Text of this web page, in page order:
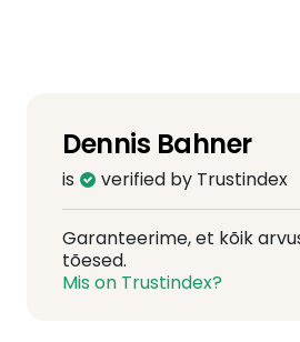
Dennis Bahner
is verified by Trustindex
Garanteerime, et kõik
tõesed.
Mis on Trustindex?